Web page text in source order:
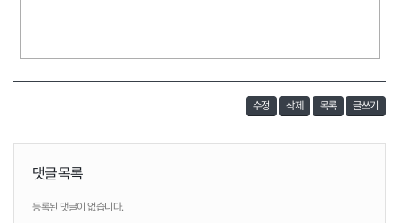
수정 삭제 목록 글쓰기
댓글목록
등록된 댓글이 없습니다.